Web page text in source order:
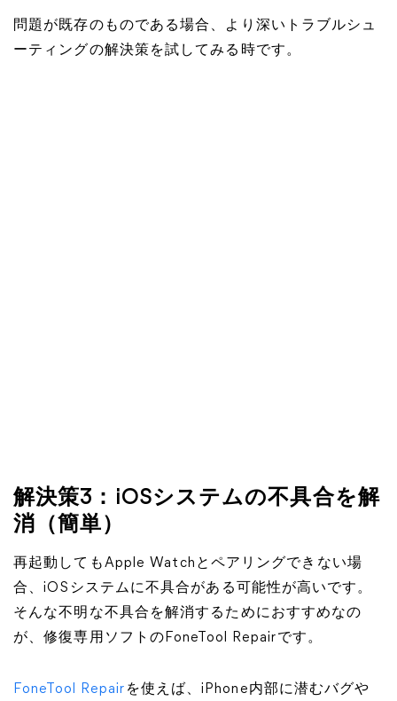
問題が既存のものである場合、より深いトラブルシュ
ーティングの解決策を試してみる時です。
解決策3：iOSシステムの不具合を解
消（簡単）
再起動してもApple Watchとペアリングできない場
合、iOSシステムに不具合がある可能性が高いです。
そんな不明な不具合を解消するためにおすすめなの
が、修復専用ソフトのFoneTool Repairです。
FoneTool Repair を使えば、iPhone内部に潜むバグや